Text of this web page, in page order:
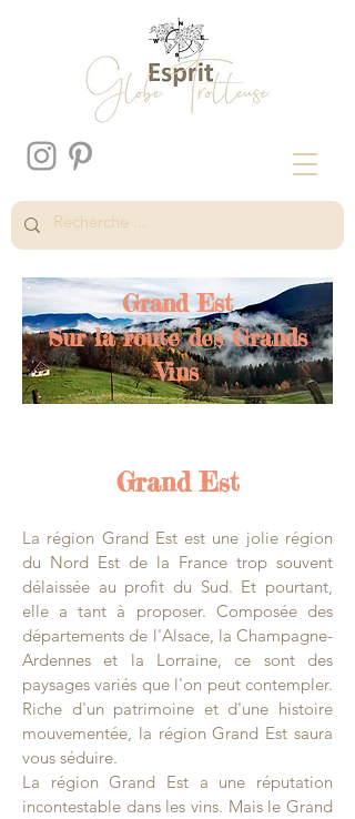
Grand Est
Sur la route des Grands
Vins
Grand Est
La région Grand Est est une jolie région
du Nord Est de la France trop souvent
délaissée au profit du Sud. Et pourtant,
elle a tant à proposer. Composée des
départements de l'Alsace, la Champagne-
Ardennes et la Lorraine, ce sont des
paysages variés que l'on peut contempler.
Riche d'un patrimoine et d'une histoire
mouvementée, la région Grand Est saura
vous séduire.
​La région Grand Est a une réputation
incontestable dans les vins. Mais le Grand